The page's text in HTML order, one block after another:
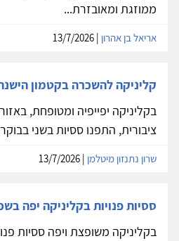
ממוזגת ומאובזרת...
אריאל בן אהרון
קליניקה להשכרה בקטמון
בקליניקה יפייפיה ומטופחת,
ציבורית, התפנו ססיות בשני
שרון נתנזון מיטלמן
ססיות פנויות בקליניקה יפה
בקליניקה משופצת ויפה ססיות